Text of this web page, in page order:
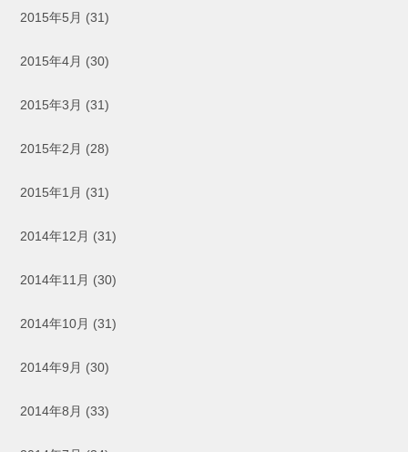
2015年5月 (31)
2015年4月 (30)
2015年3月 (31)
2015年2月 (28)
2015年1月 (31)
2014年12月 (31)
2014年11月 (30)
2014年10月 (31)
2014年9月 (30)
2014年8月 (33)